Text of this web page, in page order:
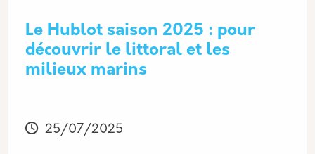
Le Hublot saison 2025 : pour
découvrir le littoral et les
milieux marins
Modifié
25/07/2025